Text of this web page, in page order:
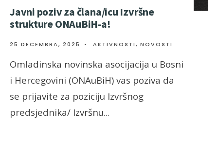
Javni poziv za člana/icu Izvršne
strukture ONAuBiH-a!
25 DECEMBRA, 2025 • AKTIVNOSTI, NOVOSTI
Omladinska novinska asocijacija u Bosni
i Hercegovini (ONAuBiH) vas poziva da
se prijavite za poziciju Izvršnog
predsjednika/ Izvršnu...